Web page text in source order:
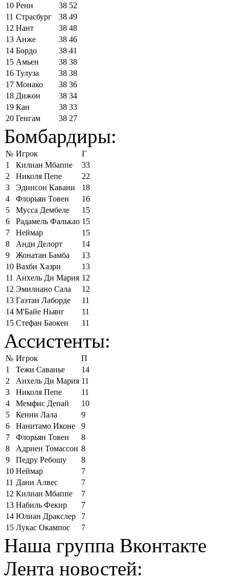
10 Ренн 38 52
11 Страсбург 38 49
12 Нант 38 48
13 Анже 38 46
14 Бордо 38 41
15 Амьен 38 38
16 Тулуза 38 38
17 Монако 38 36
18 Дижон 38 34
19 Кан 38 33
20 Генгам 38 27
Бомбардиры:
№ Игрок
Г
1
Килиан Мбаппе
33
2
Николя Пепе
22
3
Эдинсон Кавани
18
4
Флорьян Товен
16
5
Мусса Дембеле
15
6
Радамель Фалькао 15
7
Неймар
15
8
Анди Делорт
14
9
Жонатан Бамба
13
10 Вахби Хазри
13
11 Анхель Ди Мария 12
12 Эмилиано Сала
12
13 Гаэтан Лаборде
11
14 М'Байе Ньянг
11
15 Стефан Баокен 11
Ассистенты:
№ Игрок
П
1
Тежи Саванье
14
2
Анхель Ди Мария 11
3
Николя Пепе
11
4
Мемфис Депай
10
5
Кенни Лала
9
6
Нанитамо Иконе
9
7
Флорьян Товен
8
8
Адриен Томассон 8
9
Педру Ребошу
8
10 Неймар
7
11 Дани Алвес
7
12 Килиан Мбаппе
7
13 Набиль Фекир
7
14 Юлиан Дракслер
7
15 Лукас Окампос 7
Наша группа Вконтакте
Лента новостей: